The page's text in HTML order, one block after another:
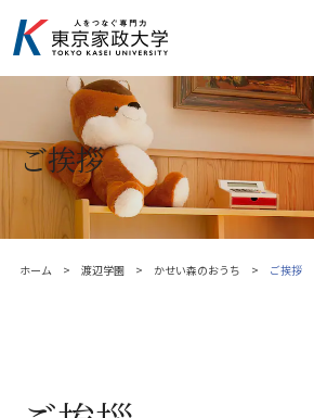
ご挨拶
ホーム 渡辺学園 かせい森のおうち ご挨拶